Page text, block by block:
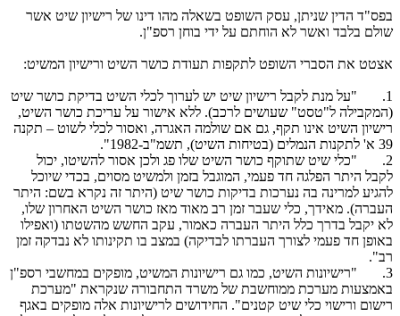
בפס"ד הדין שניתן, עסק השופט בשאלה מהו דינו של רישיון שיט אשר
שולם בלבד ואשר לא הוחתם על ידי בוחן רספ"ן.
אצטט את הסברי השופט לתקפות תעודת כושר השיט ורישיון המשיט:
1. "על מנת לקבל רישיון שיט יש לערוך לכלי השיט בדיקת כושר שיט
(המקבילה ל"טסט" שעושים לרכב). ללא אישור על עריכת כושר השיט,
רישיון השיט אינו תקף, גם אם שולמה האגרה, ואסור לכלי לשוט – תקנה
39 א' לתקנות הנמלים (בטיחות השיט), תשמ"ב-1982".
2. "כלי שיט שתוקף כושר השיט שלו פג ולכן אסור להשיטו, יכול
לקבל היתר הפלגה חד פעמי, המוגבל בזמן ולמשיט מסוים, בכדי שיוכל
להגיע למרינה בה נערכות בדיקות כושר שיט (היתר זה נקרא בשם: היתר
העברה). מאידך, כלי שעבר זמן רב מאוד מאז כושר השיט האחרון שלו,
לא יקבל בדרך כלל היתר העברה כאמור, עקב החשש מהשטתו (ואפילו
באופן חד פעמי לצורך העברתו לבדיקה) במצב בו תקינותו לא נבדקה זמן
רב".
3. "רישיונות השיט, כמו גם רישיונות המשיט, מופקים במחשבי רספ"ן
באמצעות מערכת ממוחשבת של משרד התחבורה שנקראת "מערכת
רישום ורישוי כלי שיט קטנים". החידושים לרישיונות אלה מופקים באגף